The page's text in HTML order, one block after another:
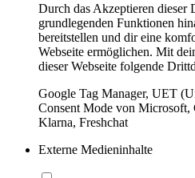
Durch das Akzeptieren dieser
grundlegenden Funktionen
bereitstellen und dir eine
Webseite ermöglichen. Mit
dieser Webseite folgende
Google Tag Manager, UET
Consent Mode von Microsoft,
Klarna, Freshchat
Externe Medieninhalte